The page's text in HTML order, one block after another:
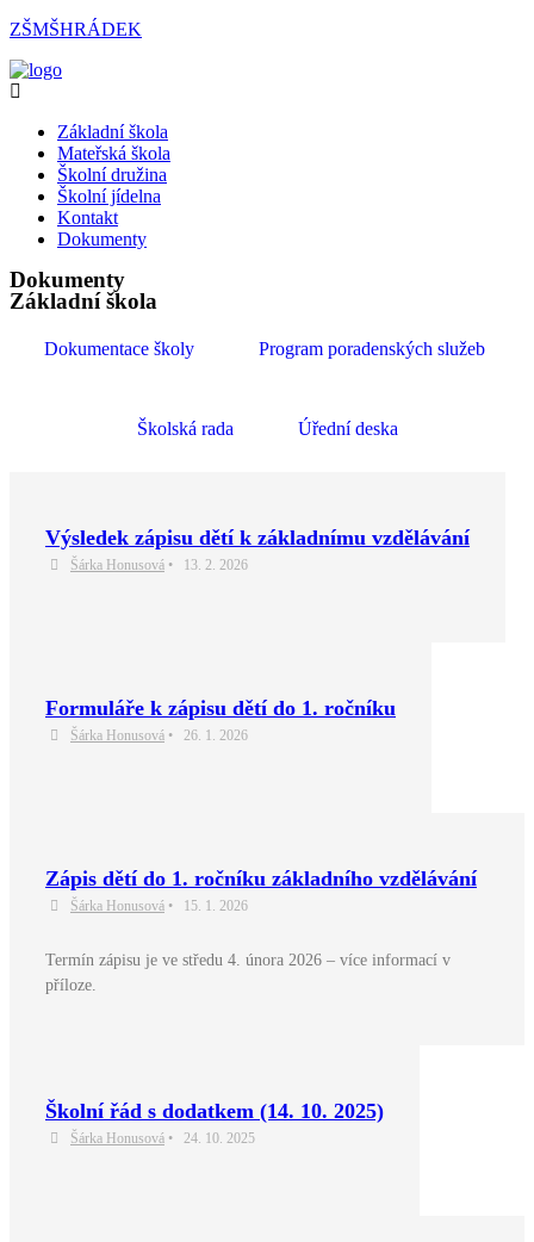
Přejít
obsahu
ZŠMŠHRÁDEK
Menu
Základní škola
Mateřská škola
Školní družina
Školní jídelna
Kontakt
Dokumenty
Dokumenty
Základní škola
Dokumentace školy Program poradenských služeb
Školská rada Úřední deska
Výsledek zápisu dětí k základnímu vzdělávání
Šárka Honusová • 13. 2. 2026
Formuláře k zápisu dětí do 1. ročníku
Šárka Honusová • 26. 1. 2026
Zápis dětí do 1. ročníku základního vzdělávání
Šárka Honusová • 15. 1. 2026
Termín zápisu je ve středu 4. února 2026 – více informací v
příloze.
Školní řád s dodatkem (14. 10. 2025)
Šárka Honusová • 24. 10. 2025